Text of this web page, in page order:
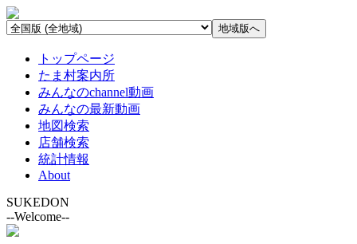
トップページ
たま村案内所
みんなのchannel動画
みんなの最新動画
地図検索
店舗検索
統計情報
About
SUKEDON
--Welcome--